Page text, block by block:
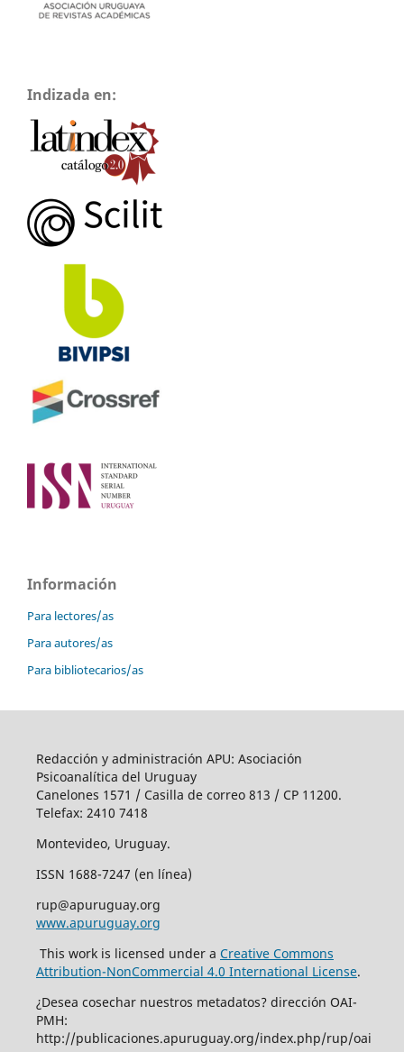
Indizada en:
Información
Para lectores/as
Para autores/as
Para bibliotecarios/as
Redacción y administración APU: Asociación
Psicoanalítica del Uruguay
Canelones 1571 / Casilla de correo 813 / CP 11200.
Telefax: 2410 7418
Montevideo, Uruguay.
ISSN 1688-7247 (en línea)
rup@apuruguay.org
www.apuruguay.org
This work is licensed under a Creative Commons
Attribution-NonCommercial 4.0 International License.
¿Desea cosechar nuestros metadatos? dirección OAI-
PMH:
http://publicaciones.apuruguay.org/index.php/rup/oai